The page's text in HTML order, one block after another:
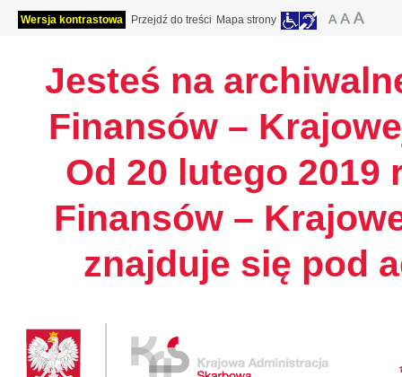
Wersja kontrastowa Przejdź do treści Mapa strony
Jesteś na
Finansów –
Od 20 lutego 2019
Finansów –
znajduje się pod